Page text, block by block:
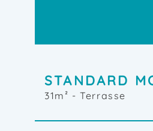
STANDARD
31m² - Terrasse